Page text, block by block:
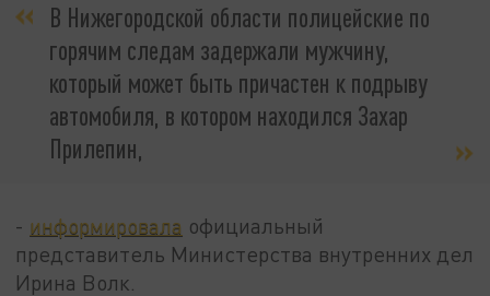
В Нижегородской области полицейские по
горячим следам задержали мужчину,
который может быть причастен к подрыву
автомобиля, в котором находился Захар
Прилепин,
- информировала официальный
представитель Министерства внутренних дел
Ирина Волк.